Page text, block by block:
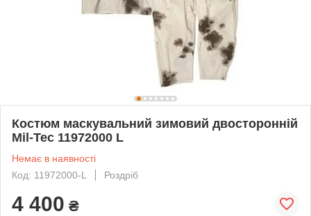
Костюм маскувальний зимовий двосторонній
Mil-Tec 11972000 L
Немає в наявності
Код: 11972000-L
Роздріб
4 400 ₴